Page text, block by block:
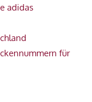
adidas
für